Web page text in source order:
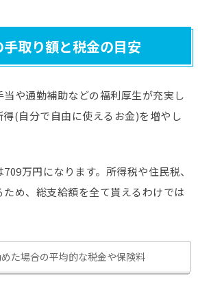
手取り額と税金の目安
当や通勤補助などの福利厚生が充実し
(自分で自由に使えるお金)を増やし
万円になります。所得税や住民税、
め、総支給額を全て貰えるわけでは
た場合の平均的な税金や保険料